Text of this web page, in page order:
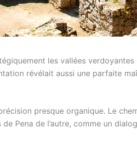
les vallées verdoyantes
révélait aussi une parfaite
presque organique. Le
Pena de l’autre, comme un